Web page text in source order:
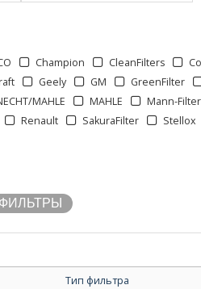
Champion CleanFilters
Geely GM GreenFilter
MAHLE MAHLE Mann-Filter
Renault SakuraFilter Stellox
Тип фильтра